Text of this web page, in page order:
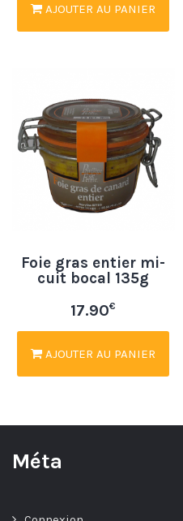
AJOUTER AU PANIER
Foie gras entier mi-
cuit bocal 135g
17.90€
AJOUTER AU PANIER
Méta